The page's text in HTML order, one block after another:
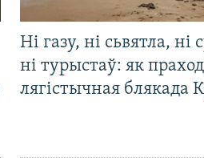
Ні газу, ні сьвятла, ні
ні турыстаў: як
лягістычная блякада